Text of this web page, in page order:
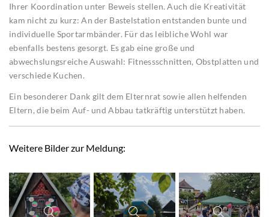
Ihrer Koordination unter Beweis stellen. Auch die Kreativität
kam nicht zu kurz: An der Bastelstation entstanden bunte und
individuelle Sportarmbänder. Für das leibliche Wohl war
ebenfalls bestens gesorgt. Es gab eine große und
abwechslungsreiche Auswahl: Fitnessschnitten, Obstplatten und
verschiede Kuchen.
Ein besonderer Dank gilt dem Elternrat sowie allen helfenden
Eltern, die beim Auf- und Abbau tatkräftig unterstützt haben.
Weitere Bilder zur Meldung: